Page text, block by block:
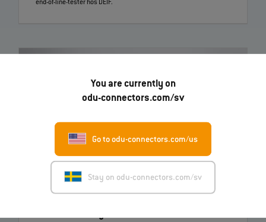
You are currently on
odu-connectors.com/sv
Go to odu-connectors.com/us
Stay on odu-connectors.com/sv
end‑of‑line‑tester hos DEIF.